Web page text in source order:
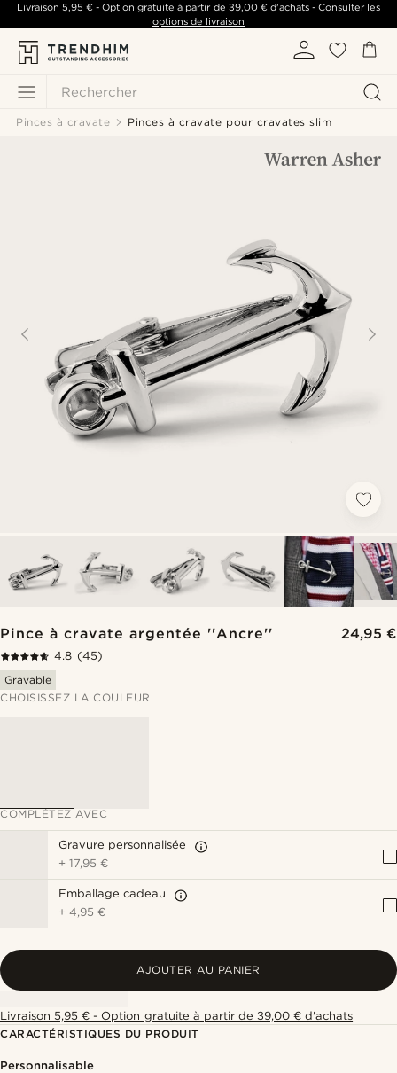
Rechercher
Livraison 5,95 €- Option gratuite à partir de 39,00 €d'achats -Consulter les
options de livraison
Pinces à cravate Pinces à cravate pour cravates slim
Pince à cravate argentée ''Ancre'' 24,95 €
4.8 (45)
Gravable
CHOISISSEZ LA COULEUR
COMPLÉTEZ AVEC
Gravure personnalisée
+17,95 €
Emballage cadeau
+4,95 €
AJOUTER AU PANIER
Livraison 5,95 € - Option gratuite à partir de 39,00 € d'achats
CARACTÉRISTIQUES DU PRODUIT
Personnalisable